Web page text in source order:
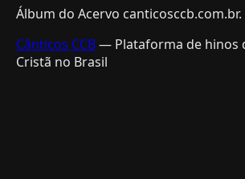
Álbum do Acervo canticosccb.com.br.
Cânticos CCB— Plataforma de hinos
Cristã no Brasil